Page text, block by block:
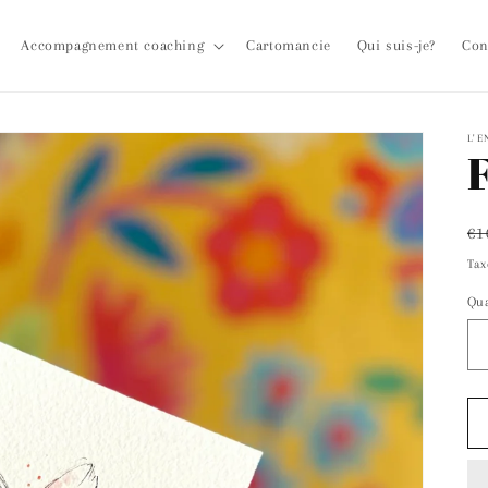
Accompagnement coaching Cartomancie Qui suis-je?